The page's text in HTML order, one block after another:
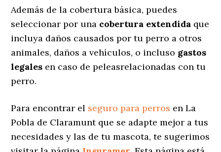
Además de la cobertura básica, puedes
seleccionar por una cobertura extendida que
incluya daños causados por tu perro a otros
animales, daños a vehículos, o incluso gastos
legales en caso de peleasrelacionadas con tu
perro.
Para encontrar el seguro para perros en La
Pobla de Claramunt que se adapte mejor a tus
necesidades y las de tu mascota, te sugerimos